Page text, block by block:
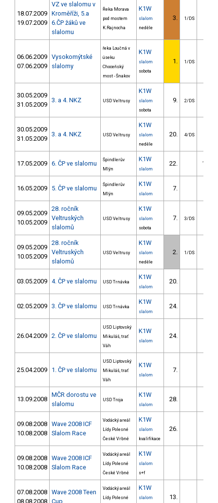
18.07.2009
19.07.2009
VZ ve slalomu v
Kroměříži, 5.a
6.ČP žáků ve
slalomu
Řeka Morava
pod mostem
K.Rajnocha
K1W
slalom
neděle
3. 1/DS
06.06.2009
07.06.2009
Vysokomýtské
slalomy
řeka Loučná v
úseku
Choceňský
most - Šnakov
K1W
slalom
sobota
1. 1/DS
30.05.2009
31.05.2009
3. a 4. NKZ USD Veltrusy
K1W
slalom
sobota
9. 2/DS
30.05.2009
31.05.2009
3. a 4. NKZ USD Veltrusy
K1W
slalom
neděle
20. 4/DS
17.05.2009 6. ČP ve slalomu
Špindlerův
Mlýn
K1W
slalom
22.
16.05.2009 5. ČP ve slalomu
Špindlerův
Mlýn
K1W
slalom
7.
09.05.2009
10.05.2009
28. ročník
Veltruských
slalomů
USD Veltrusy
K1W
slalom
sobota
7. 3/DS
09.05.2009
10.05.2009
28. ročník
Veltruských
slalomů
USD Veltrusy
K1W
slalom
neděle
2. 1/DS
03.05.2009 4. ČP ve slalomu USD Trnávka
K1W
slalom
20.
02.05.2009 3. ČP ve slalomu USD Trnávka
K1W
slalom
24.
26.04.2009 2. ČP ve slalomu
USD Liptovský
Mikuláš, trať
Váh
K1W
slalom
24.
25.04.2009 1. ČP ve slalomu
USD Liptovský
Mikuláš, trať
Váh
K1W
slalom
7.
13.09.2008
MČR dorostu ve
slalomu
USD Troja
K1W
slalom
28.
09.08.2008
10.08.2008
Wave 2008 ICF
Slalom Race
Vodácký areál
Lídy Polesné
České Vrbné
K1W
slalom
kvalifikace
26.
09.08.2008
10.08.2008
Wave 2008 ICF
Slalom Race
Vodácký areál
Lídy Polesné
České Vrbné
K1W
slalom
s+f
07.08.2008
08.08.2008
Wave 2008 Teen
Cup
Vodácký areál
Lídy Polesné
K1W
slalom
13.